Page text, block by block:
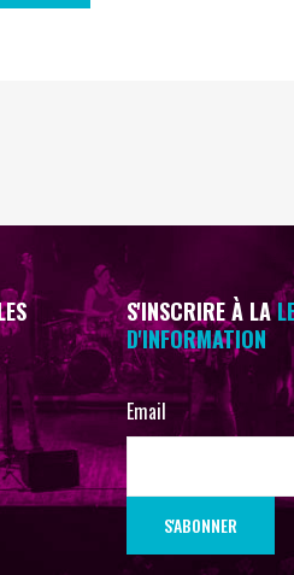
S'INSCRIRE À LA
D'INFORMATION
Email